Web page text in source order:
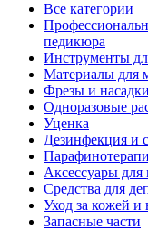
Все категории
педикюра
Инструменты
Материалы для
Фрезы и
Одноразовые
Уценка
Дезинфекция и
Аксессуары
Средства для
Уход за кожей и
Запасные части